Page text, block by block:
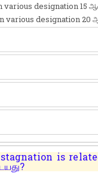
various designation 15
various designation 20
is